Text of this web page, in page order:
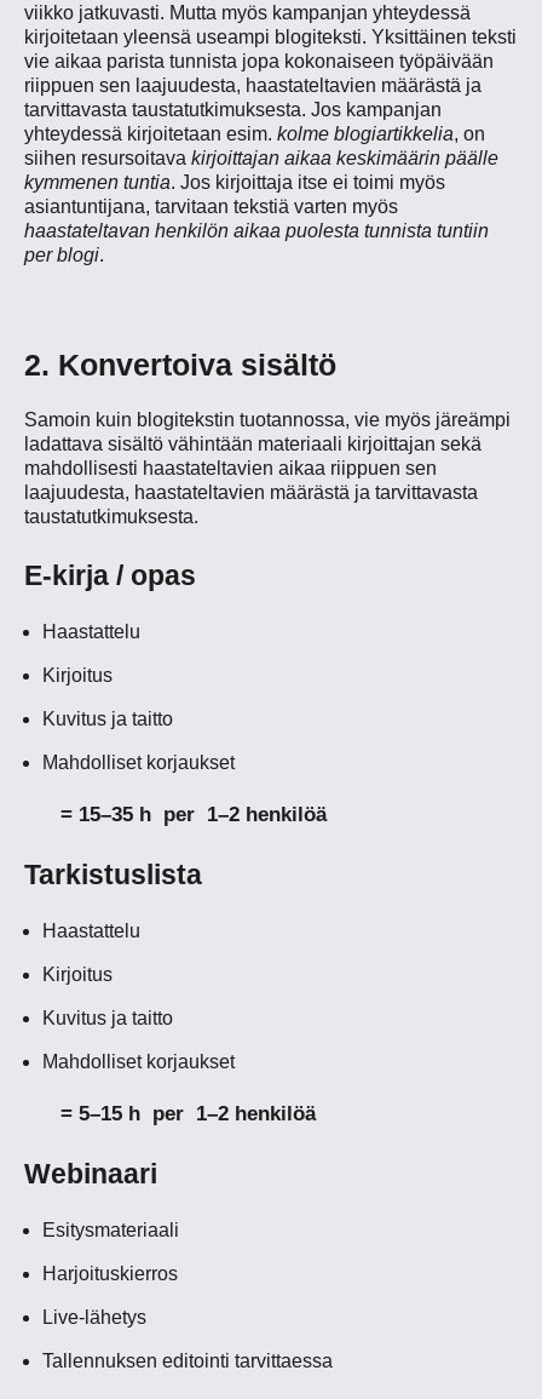
viikko jatkuvasti. Mutta myös kampanjan yhteydessä
kirjoitetaan yleensä useampi blogiteksti. Yksittäinen teksti
vie aikaa parista tunnista jopa kokonaiseen työpäivään
riippuen sen laajuudesta, haastateltavien määrästä ja
tarvittavasta taustatutkimuksesta. Jos kampanjan
yhteydessä kirjoitetaan esim. kolme blogiartikkelia, on
siihen resursoitava kirjoittajan aikaa keskimäärin päälle
kymmenen tuntia. Jos kirjoittaja itse ei toimi myös
asiantuntijana, tarvitaan tekstiä varten myös
haastateltavan henkilön aikaa puolesta tunnista tuntiin
per blogi.
2. Konvertoiva sisältö
Samoin kuin blogitekstin tuotannossa, vie myös järeämpi
ladattava sisältö vähintään materiaali kirjoittajan sekä
mahdollisesti haastateltavien aikaa riippuen sen
laajuudesta, haastateltavien määrästä ja tarvittavasta
taustatutkimuksesta.
E-kirja / opas
Haastattelu
Kirjoitus
Kuvitus ja taitto
Mahdolliset korjaukset
= 15–35 h per 1–2 henkilöä
Tarkistuslista
Haastattelu
Kirjoitus
Kuvitus ja taitto
Mahdolliset korjaukset
= 5–15 h per 1–2 henkilöä
Webinaari
Esitysmateriaali
Harjoituskierros
Live-lähetys
Tallennuksen editointi tarvittaessa